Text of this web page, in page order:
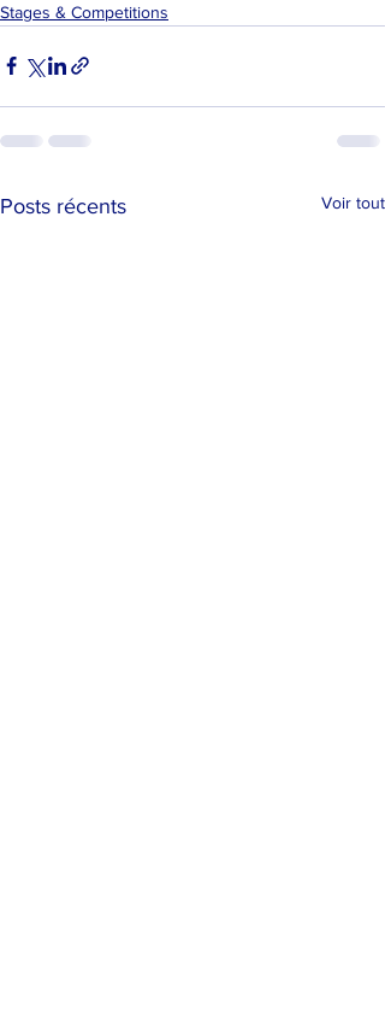
Stages & Competitions
Posts récents Voir tout